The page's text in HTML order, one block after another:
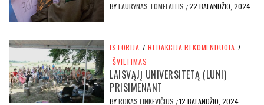
BYLAURYNAS TOMELAITIS /22 BALANDŽIO, 2024
ISTORIJA / REDAKCIJA REKOMENDUOJA /
ŠVIETIMAS
LAISVĄJĮ UNIVERSITETĄ (LUNI)
PRISIMENANT
BYROKAS LINKEVIČIUS /12 BALANDŽIO, 2024